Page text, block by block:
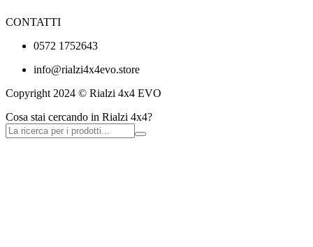
CONTATTI
0572 1752643
info@rialzi4x4evo.store
Copyright 2024 © Rialzi 4x4 EVO
Cosa stai cercando in Rialzi 4x4?